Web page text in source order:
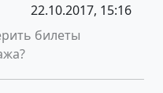
22.10.2017, 15:16
билеты